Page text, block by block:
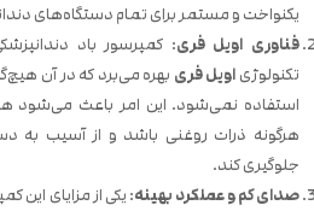
یکنواخت و مستمر برای تمام دستگاه‌های
فناوری اویل فری
تکنولوژی اویل فری بهره می‌برد که در آن
استفاده نمی‌شود. این امر باعث می‌شود
هرگونه ذرات روغنی باشد و از آسیب به
جلوگیری کند.
صدای کم و عملکرد بهینه: یکی از مزایای